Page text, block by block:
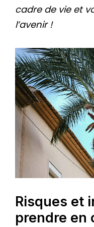
cadre de vie et
l’avenir !
Risques et
prendre en